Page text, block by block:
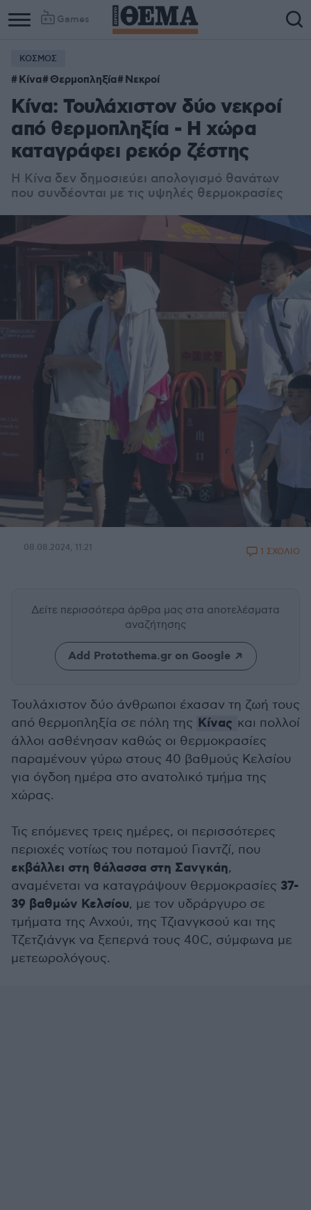
Games
ΚΟΣΜΟΣ
Κίνα Θερμοπληξία Νεκροί
Κίνα: Τουλάχιστον δύο νεκροί
από θερμοπληξία - Η χώρα
καταγράφει ρεκόρ ζέστης
Η Κίνα δεν δημοσιεύει απολογισμό θανάτων
που συνδέονται με τις υψηλές θερμοκρασίες
08.08.2024, 11:21 1 ΣΧΟΛΙΟ
Δείτε περισσότερα άρθρα μας στα αποτελέσματα
αναζήτησης
Add Protothema.gr on Google
Τουλάχιστον δύο άνθρωποι έχασαν τη ζωή τους
από θερμοπληξία σε πόλη της Κίνας και πολλοί
άλλοι ασθένησαν καθώς οι θερμοκρασίες
παραμένουν γύρω στους 40 βαθμούς Κελσίου
για όγδοη ημέρα στο ανατολικό τμήμα της
χώρας.
Τις επόμενες τρεις ημέρες, οι περισσότερες
περιοχές νοτίως του ποταμού Γιαντζί, που
εκβάλλει στη θάλασσα στη Σανγκάη,
αναμένεται να καταγράψουν θερμοκρασίες 37-
39 βαθμών Κελσίου, με τον υδράργυρο σε
τμήματα της Ανχούι, της Τζιανγκσού και της
Τζετζιάνγκ να ξεπερνά τους 40C, σύμφωνα με
μετεωρολόγους.